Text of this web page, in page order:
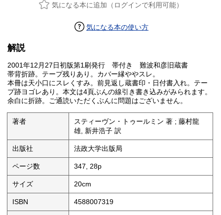
気になる本に追加（ログインで利用可能）
気になる本の使い方
解説
2001年12月27日初版第1刷発行 帯付き 難波和彦旧蔵書
帯背折跡。テープ残りあり。カバー縁ややスレ。
本冊は天小口にスレくすみ。前見返し蔵書印・日付書入れ。テー
プ跡ヨゴレあり。本文は4頁ぶんの線引き書き込みがみられます。
余白に折跡。ご通読いただくぶんに問題はございません。
著者
スティーヴン・トゥールミン 著 ; 藤村龍
雄, 新井浩子 訳
出版社 法政大学出版局
ページ数 347, 28p
サイズ 20cm
ISBN 4588007319